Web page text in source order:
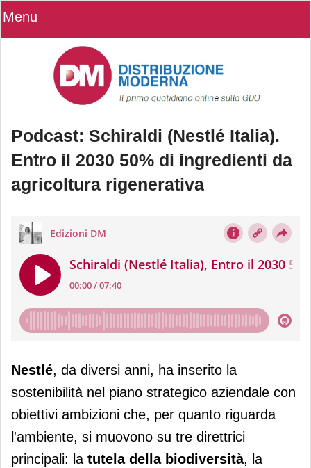
Menu
Podcast: Schiraldi (Nestlé Italia).
Entro il 2030 50% di ingredienti da
agricoltura rigenerativa
Podcast: Schiraldi (Nestlé Italia).
Entro il 2030 50% di ingredienti da
agricoltura rigenerativa
Nestlé, da diversi anni, ha inserito la
sostenibilità nel piano strategico aziendale con
obiettivi ambizioni che, per quanto riguarda
l'ambiente, si muovono su tre direttrici
principali: la tutela della biodiversità, la